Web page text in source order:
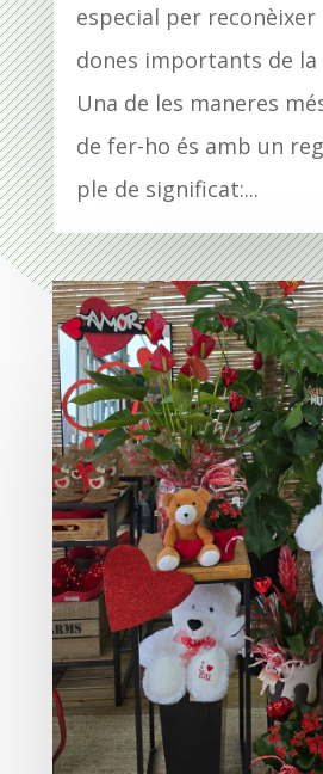
especial per
dones importants de la
Una de les maneres
de fer-ho és amb un
ple de significat:...